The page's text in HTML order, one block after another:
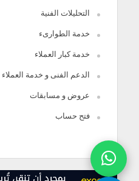
التحليلات الفنية
خدمة الطوارىء
خدمة كبار العملاء
الدعم الفنى و خدمة العملاء
عروض و مسابقات
فتح حساب